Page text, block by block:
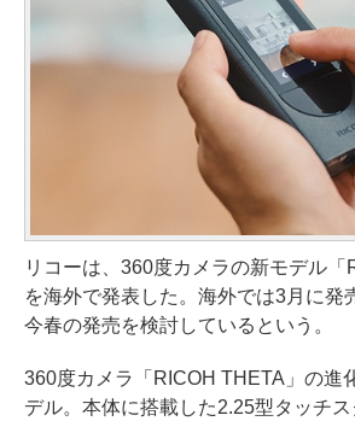
リコーは、360度カメラの新モデル「
を海外で発表した。海外では3月に発
今春の発売を検討しているという。
360度カメラ「RICOH THETA」の進
デル。本体に搭載した2.25型タッチス